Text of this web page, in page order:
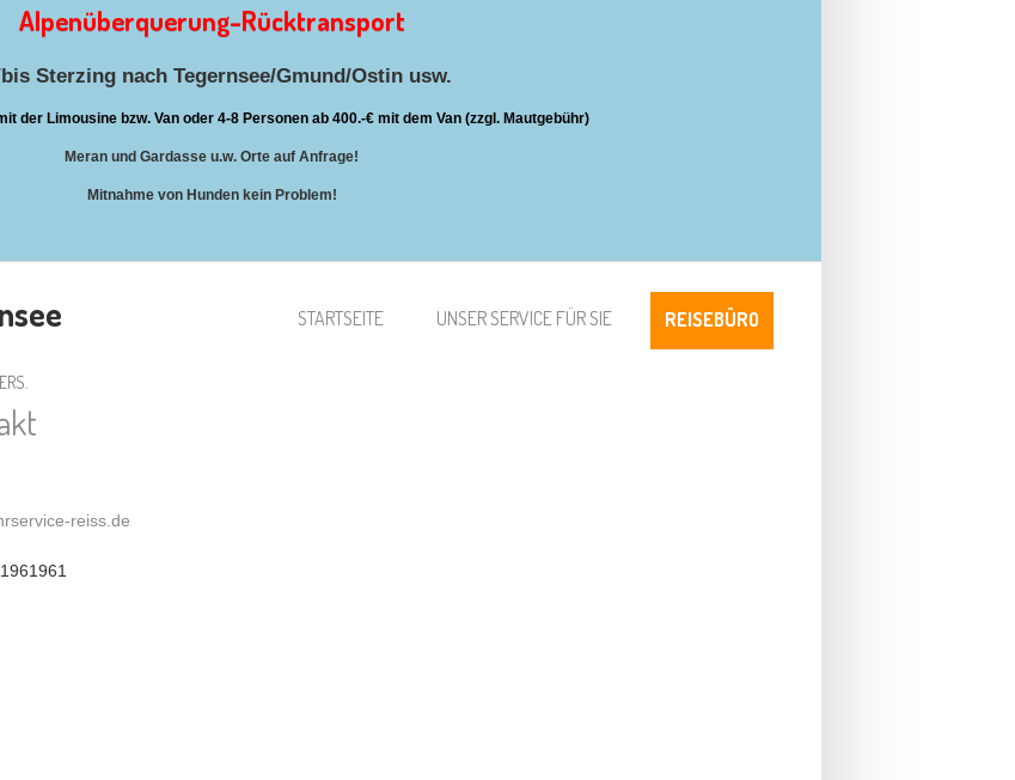
Alpenüberquerung-Rücktransport
Sterzing nach Tegernsee/Gmund/Ostin usw.
der Limousine bzw. Van oder 4-8 Personen ab 400.-€ mit dem Van (zzgl. Mautgebühr)
Meran und Gardasse u.w. Orte auf Anfrage!
Mitnahme von Hunden kein Problem!
STARTSEITE UNSER SERVICE FÜR SIE REISEBÜRO
reiss.de